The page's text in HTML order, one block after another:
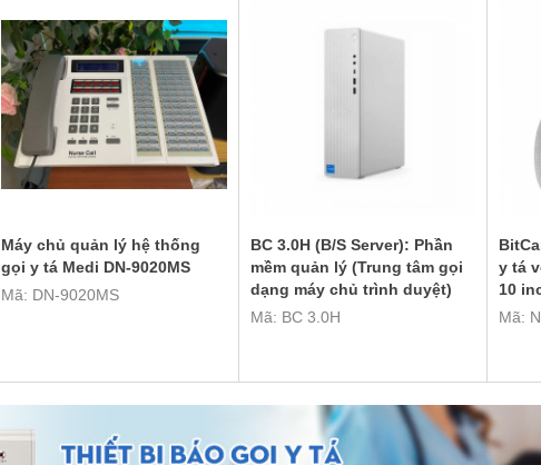
Máy chủ quản lý hệ thống
gọi y tá Medi DN-9020MS
Mã: DN-9020MS
BC 3.0H (B/S Server): Phần
mềm quản lý (Trung tâm gọi
dạng máy chủ trình duyệt)
Mã: BC 3.0H
y tá
10
Mã: